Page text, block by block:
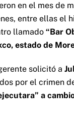
en el mes de
entre ellas el
llamado“Bar
estado de
solicitó a
por el crimen
a